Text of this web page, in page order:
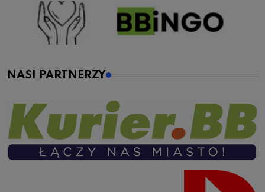
NASI PARTNERZY